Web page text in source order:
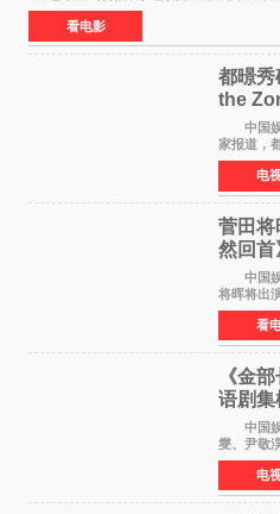
众多上映影片中，《功夫女足》《小黄人与
看电影
都暻
the
喜剧
中国娱乐
家报道，
Zombie》
以往丧
《We Are
电
菅田将
然回首
编辑
中国娱
将晖将出
作漫画改
演）。菅
着完成的
看
《金
语剧集
中国娱
燮、尹敬
长》持续
响。 15
公布的数
电